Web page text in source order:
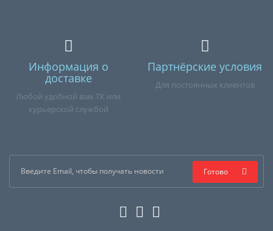
Информация о
доставке
Любой удобной вам ТК или
курьерской службой
Партнёрские условия
Для постоянных клиентов
Готово